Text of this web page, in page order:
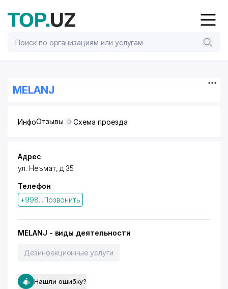
MELANJ
ИнфоОтзывы 0 Схема проезда
Адрес
ул. Неъмат, д 35
Телефон
+998...Позвонить
MELANJ - виды деятельности
Дезинфекционные услуги
Нашли ошибку?